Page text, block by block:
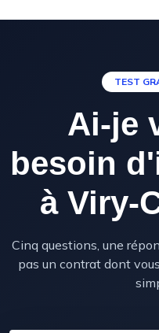
TEST
Ai-je
besoin
à Viry-
Cinq questions, une
pas un contrat dont